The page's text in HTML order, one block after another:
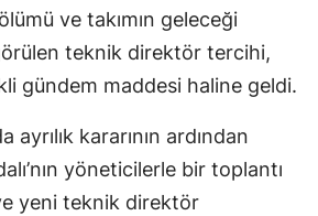
ve takımın geleceği
teknik direktör tercihi,
gündem maddesi haline geldi.
ayrılık kararının ardından
yöneticilerle bir toplantı
yeni teknik direktör